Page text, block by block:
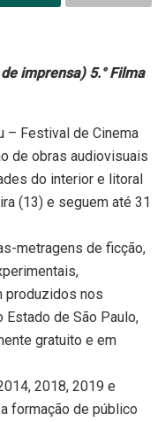
imprensa) 5.° Filma
– Festival de Cinema
de obras audiovisuais
do interior e litoral
(13) e seguem até 31
metragens de ficção,
produzidos nos
de São Paulo,
gratuito e em
2018, 2019 e
formação de público